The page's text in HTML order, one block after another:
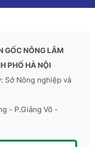
GỐC NÔNG LÂM
PHỐ HÀ NỘI
Sở Nông nghiệp và
- P.Giảng Võ -